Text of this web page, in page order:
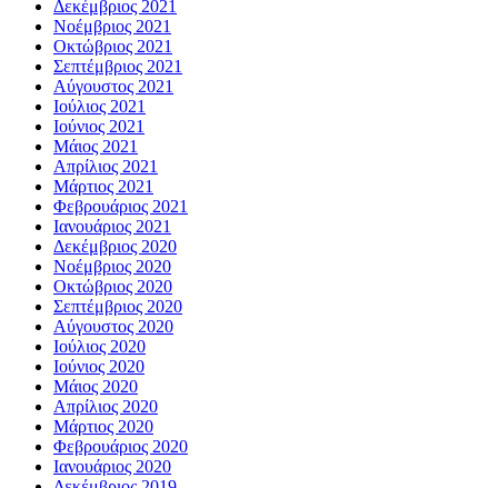
Δεκέμβριος 2021
Νοέμβριος 2021
Οκτώβριος 2021
Σεπτέμβριος 2021
Αύγουστος 2021
Ιούλιος 2021
Ιούνιος 2021
Μάιος 2021
Απρίλιος 2021
Μάρτιος 2021
Φεβρουάριος 2021
Ιανουάριος 2021
Δεκέμβριος 2020
Νοέμβριος 2020
Οκτώβριος 2020
Σεπτέμβριος 2020
Αύγουστος 2020
Ιούλιος 2020
Ιούνιος 2020
Μάιος 2020
Απρίλιος 2020
Μάρτιος 2020
Φεβρουάριος 2020
Ιανουάριος 2020